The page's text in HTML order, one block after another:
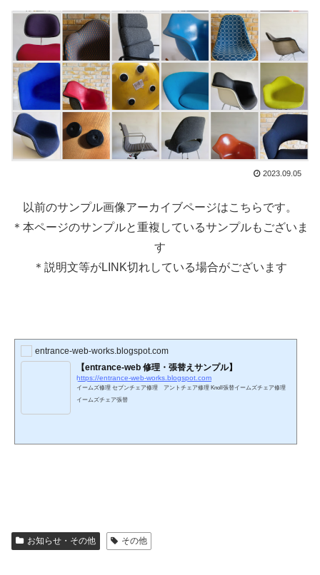
2023.09.05
以前のサンプル画像アーカイブページはこちらです。
＊本ページのサンプルと重複しているサンプルもございま
す
＊説明文等がLINK切れしている場合がございます
entrance-web-works.blogspot.com
【entrance-web 修理・張替えサンプル】
https://entrance-web-works.blogspot.com
イームズ修理 セブンチェア修理 アントチェア修理 Knoll張替イームズチェア修理
イームズチェア張替
お知らせ・その他 その他